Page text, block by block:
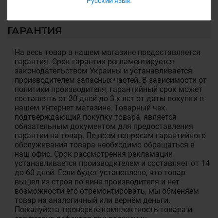
ГАРАНТИЯ
На весь товар в нашем магазине предоставляется
гарантия. Срок гарантии регламентируется
законодательством Украины и устанавливается
производителем запасных частей. В зависимости от
политики производителя, гарантийный срок может
составлять от 30 дней до 3-х лет от даты покупки в
нашем интернет магазине. Товарный чек,
подтверждающий покупку товара, является
обязательным документом для предоставления
гарантии на товар. По всем вопросам гарантийного
обслуживания товара необходимо обращаться в
наш офис. Срок рассмотрения рекламации
устанавливается производителем и составляет от 14
до 60 дней. Если будет установлено, что товар
вышел из строя по вине производителя и нет
возможности его отремонтировать, мы обменяем
товар на аналогичный или вернём деньги.
Пожалуйста, проверьте комплектность товара и